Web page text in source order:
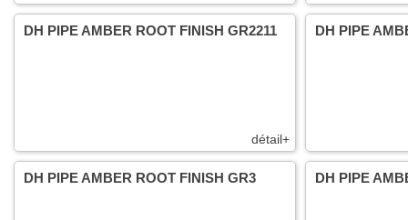
détail+
DH PIPE AMBER ROOT FINISH GR2211 DH PIPE
DH PIPE AMBER ROOT FINISH GR3 DH PIPE